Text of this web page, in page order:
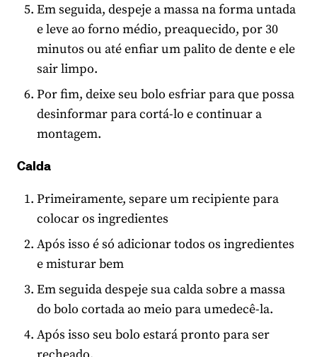
Em seguida, despeje a massa na forma untada
e leve ao forno médio, preaquecido, por 30
minutos ou até enfiar um palito de dente e ele
sair limpo.
Por fim, deixe seu bolo esfriar para que possa
desinformar para cortá-lo e continuar a
montagem.
Calda
Primeiramente, separe um recipiente para
colocar os ingredientes
Após isso é só adicionar todos os ingredientes
e misturar bem
Em seguida despeje sua calda sobre a massa
do bolo cortada ao meio para umedecê-la.
Após isso seu bolo estará pronto para ser